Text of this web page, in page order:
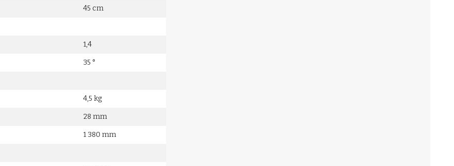
45 cm
1,4
35 °
4,5 kg
28 mm
1 380 mm